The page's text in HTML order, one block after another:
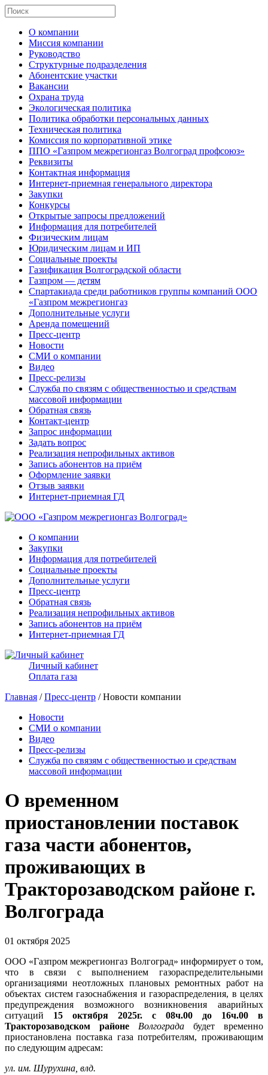
О компании
Миссия компании
Руководство
Структурные подразделения
Абонентские участки
Вакансии
Охрана труда
Экологическая политика
Политика обработки персональных данных
Техническая политика
Комиссия по корпоративной этике
ППО «Газпром межрегионгаз Волгоград профсоюз»
Реквизиты
Контактная информация
Интернет-приемная генерального директора
Закупки
Конкурсы
Открытые запросы предложений
Информация для потребителей
Физическим лицам
Юридическим лицам и ИП
Социальные проекты
Газификация Волгоградской области
Газпром — детям
Спартакиада среди работников группы компаний ООО
«Газпром межрегионгаз
Дополнительные услуги
Аренда помещений
Пресс-центр
Новости
СМИ о компании
Видео
Пресс-релизы
Служба по связям с общественностью и средствам
массовой информации
Обратная связь
Контакт-центр
Запрос информации
Задать вопрос
Реализация непрофильных активов
Запись абонентов на приём
Оформление заявки
Отзыв заявки
Интернет-приемная ГД
О компании
Закупки
Информация для потребителей
Социальные проекты
Дополнительные услуги
Пресс-центр
Обратная связь
Реализация непрофильных активов
Запись абонентов на приём
Интернет-приемная ГД
Личный кабинет
Оплата газа
Главная /Пресс-центр / Новости компании
Новости
СМИ о компании
Видео
Пресс-релизы
Служба по связям с общественностью и средствам
массовой информации
О временном
приостановлении поставок
газа части абонентов,
проживающих в
Тракторозаводском районе г.
Волгограда
01 октября 2025
ООО «Газпром межрегионгаз Волгоград» информирует о том,
что в связи с выполнением газораспределительными
организациями неотложных плановых ремонтных работ на
объектах систем газоснабжения и газораспределения, в целях
предупреждения возможного возникновения аварийных
ситуаций 15 октября 2025г. с 08ч.00 до 16ч.00 в
Тракторозаводском районе
Волгограда будет временно
приостановлена поставка газа потребителям, проживающим
по следующим адресам:
ул. им. Шурухина, влд.